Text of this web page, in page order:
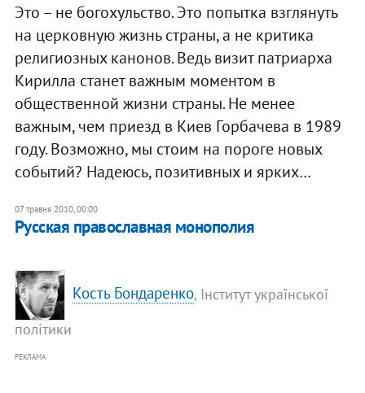
Это – не богохульство. Это попытка взглянуть
на церковную жизнь страны, а не критика
религиозных канонов. Ведь визит патриарха
Кирилла станет важным моментом в
общественной жизни страны. Не менее
важным, чем приезд в Киев Горбачева в 1989
году. Возможно, мы стоим на пороге новых
событий? Надеюсь, позитивных и ярких…
07 травня 2010, 00:00
Русская православная монополия
Кость Бондаренко, Інститут української
політики
РЕКЛАМА